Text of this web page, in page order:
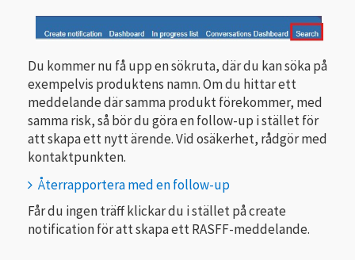
Du kommer nu få upp en sökruta, där du kan söka på
exempelvis produktens namn. Om du hittar ett
meddelande där samma produkt förekommer, med
samma risk, så bör du göra en follow-up i stället för
att skapa ett nytt ärende. Vid osäkerhet, rådgör med
kontaktpunkten.
Återrapportera med en follow-up
Får du ingen träff klickar du i stället på create
notification för att skapa ett RASFF-meddelande.